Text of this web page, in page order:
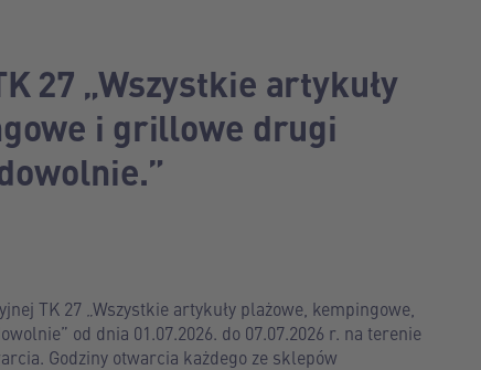
27 „Wszystkie artykuły
i grillowe drugi
TK 27 „Wszystkie artykuły plażowe, kempingowe,
od dnia 01.07.2026. do 07.07.2026 r. na terenie
Godziny otwarcia każdego ze sklepów